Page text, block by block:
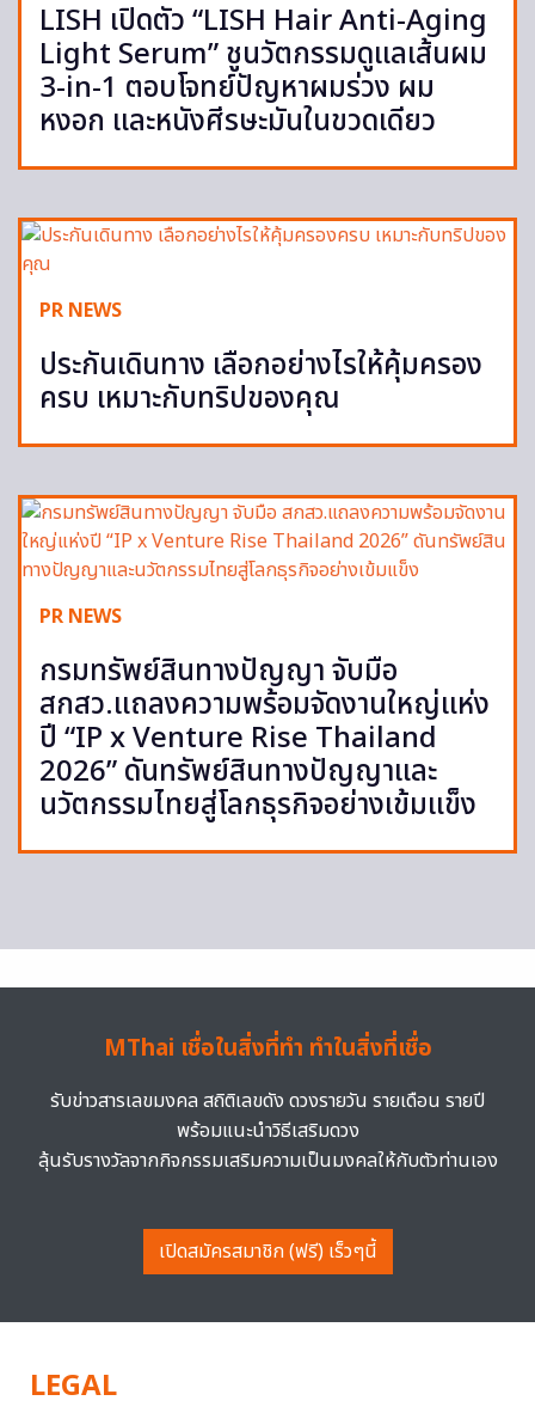
LISH เปิดตัว “LISH Hair Anti-Aging
Light Serum” ชูนวัตกรรมดูแลเส้นผม
3-in-1 ตอบโจทย์ปัญหาผมร่วง ผม
หงอก และหนังศีรษะมันในขวดเดียว
PR NEWS
ประกันเดินทาง เลือกอย่างไรให้คุ้มครอง
ครบ เหมาะกับทริปของคุณ
PR NEWS
กรมทรัพย์สินทางปัญญา จับมือ
สกสว.แถลงความพร้อมจัดงานใหญ่แห่ง
ปี “IP x Venture Rise Thailand
2026” ดันทรัพย์สินทางปัญญาและ
นวัตกรรมไทยสู่โลกธุรกิจอย่างเข้มแข็ง
MThai เชื่อในสิ่งที่ทำ ทำในสิ่งที่เชื่อ
รับข่าวสารเลขมงคล สถิติเลขดัง ดวงรายวัน รายเดือน รายปี
พร้อมแนะนำวิธีเสริมดวง
ลุ้นรับรางวัลจากกิจกรรมเสริมความเป็นมงคลให้กับตัวท่านเอง
เปิดสมัครสมาชิก (ฟรี) เร็วๆนี้
LEGAL